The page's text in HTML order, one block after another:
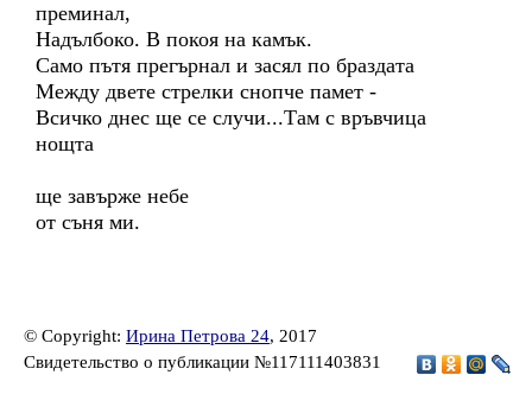
преминал,
Надълбоко. В покоя на камък.
Само пътя прегърнал и засял по браздата
Между двете стрелки снопче памет -
Всичко днес ще се случи...Там с връвчица
нощта
ще завърже небе
от съня ми.
© Copyright: Ирина Петрова 24, 2017
Свидетельство о публикации №117111403831